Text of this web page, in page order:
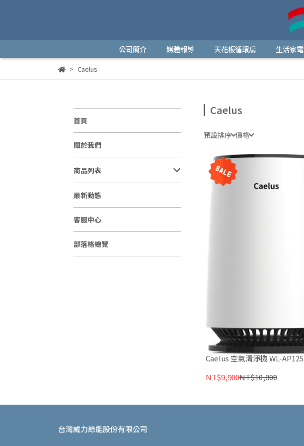
公司簡介 媒體報導 天花板循環扇 生活家電
Caelus
首頁
關於我們
商品列表
最新動態
客服中心
部落格總覽
Caelus
預設排序 價格
Caelus 空氣清淨機 WL-AP125
NT$9,900NT$10,800
台灣威力綠能股份有限公司